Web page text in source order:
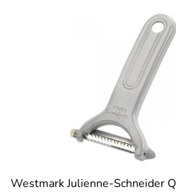
Westmark Julienne-Schneider